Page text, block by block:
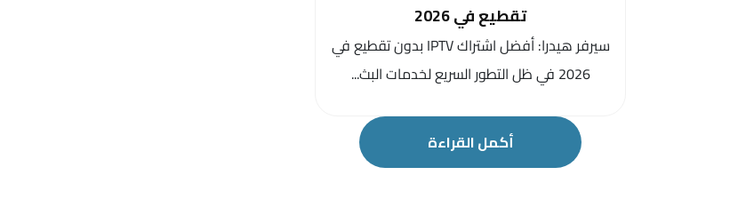
تقطيع في 2026
سيرفر هيدرا: أفضل اشتراك IPTV بدون تقطيع في
2026 في ظل التطور السريع لخدمات البث...
أكمل القراءة